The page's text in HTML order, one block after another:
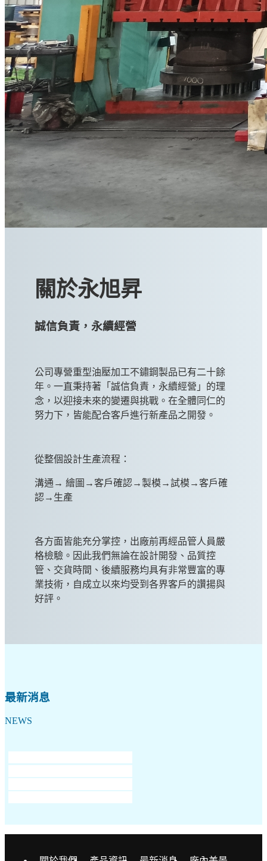
關於永旭昇
誠信負責，永續經營
公司專營重型油壓加工不鏽鋼製品已有二十餘
年。一直秉持著「誠信負責，永續經營」的理
念，以迎接未來的變遷與挑戰。在全體同仁的
努力下，皆能配合客戶進行新產品之開發。
從整個設計生產流程：
溝通→ 繪圖→客戶確認→製模→試模→客戶確
認→生產
各方面皆能充分掌控，出廠前再經品管人員嚴
格檢驗。因此我們無論在設計開發、品質控
管、交貨時間、後續服務均具有非常豐富的專
業技術，自成立以來均受到各界客戶的讚揚與
好評。
最新消息
NEWS